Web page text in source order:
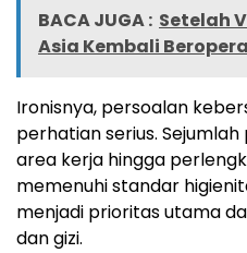
BACA JUGA : Setelah
Asia Kembali
Ironisnya, persoalan
perhatian serius.
area kerja hingga
memenuhi standar
menjadi prioritas utama
dan gizi.